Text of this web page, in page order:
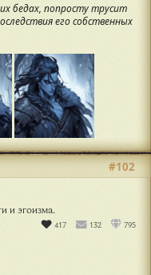
бедах, попросту трусит
его собственных
и эгоизма.
417 132 795
#102